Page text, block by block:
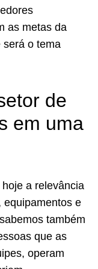
as metas da
será o tema
de
em uma
a relevância
equipamentos e
também
que as
operam